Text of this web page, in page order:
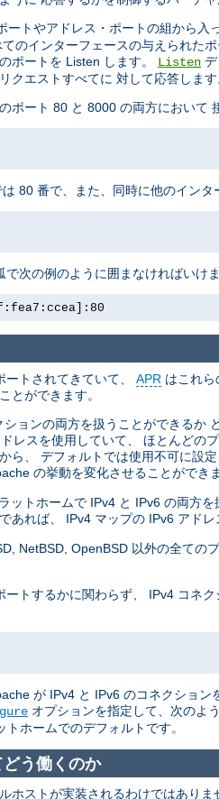
ートやアドレス・ポートの組から
のインターフェースの与えられた
ポートを Listen します。 Listen
クエストすべてに 対して応答します
ポート 80 と 8000 の両方において
80 番で、また、同時に他のイン
次の例のように囲まなければいけま
トされてきていて、 APR はこれ
とができます。
ョンの両方を扱うことができるか
レスを使用していて、 ほとんどの
ら、 デフォルトでは使用不可に設
の挙動を変化させることができま
ットホームで IPv4 と IPv6 の両方
あれば、 IPv4 マップの IPv6 アドレ
NetBSD, OpenBSD 以外の全ての
ートするかに関わらず、 IPv4 コネ
が IPv4 と IPv6 のコネクショ
オプションを指定して、次のよ
ホームでのデフォルトです。
う働くのか
ホストが実装されるわけではあり